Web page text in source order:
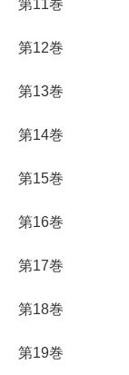
第11巻
第12巻
第13巻
第14巻
第15巻
第16巻
第17巻
第18巻
第19巻